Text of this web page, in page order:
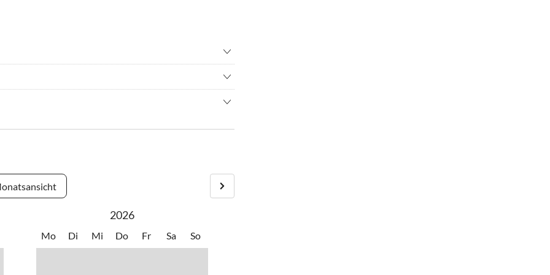
(Hafen, Elbphilharmonie, Miniaturwunderland usw. ist
in die Richtung Höhen abbiegen in die Straße Lühe. Dort
Horneburg beim Kreisel in Richtung Jork abbiegen
dort in die Straße Lühe kommen.
2026
Mo Di Mi Do Fr Sa So